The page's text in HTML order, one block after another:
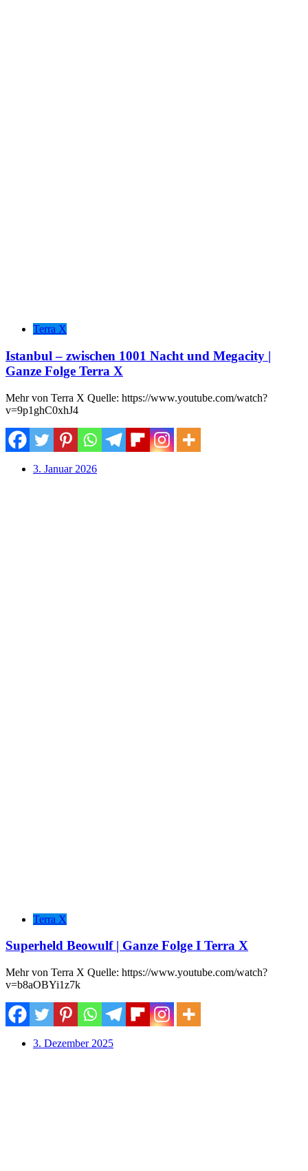
Terra X
Istanbul – zwischen 1001 Nacht und Megacity |
Ganze Folge Terra X
Mehr von Terra X Quelle: https://www.youtube.com/watch?
v=9p1ghC0xhJ4
3. Januar 2026
Terra X
Superheld Beowulf | Ganze Folge I Terra X
Mehr von Terra X Quelle: https://www.youtube.com/watch?
v=b8aOBYi1z7k
3. Dezember 2025